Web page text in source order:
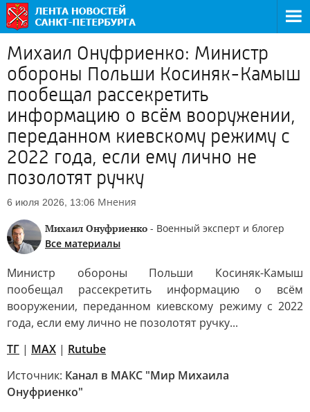
Михаил Онуфриенко: Министр
обороны Польши Косиняк-Камыш
пообещал рассекретить
информацию о всём вооружении,
переданном киевскому режиму с
2022 года, если ему лично не
позолотят ручку
6 июля 2026, 13:06 Мнения
Михаил Онуфриенко - Военный эксперт и блогер
Все материалы
Министр обороны Польши Косиняк-Камыш
пообещал рассекретить информацию о всём
вооружении, переданном киевскому режиму с 2022
года, если ему лично не позолотят ручку...
ТГ | МАХ | Rutube
Источник: Канал в МАКС "Мир Михаила
Онуфриенко"